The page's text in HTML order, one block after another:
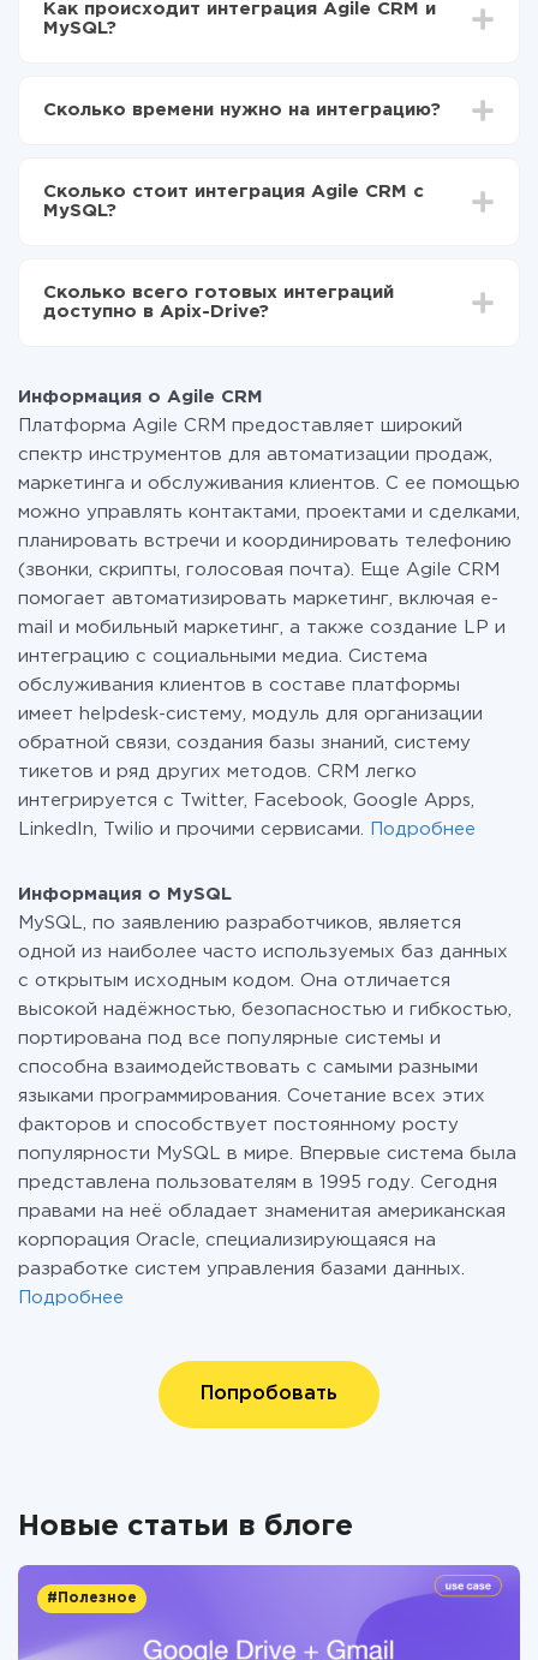
Как происходит интеграция Agile CRM и
MySQL?
Выбираете какие данные передавать из Agile
Теперь данные будут автоматически
передаваться из Agile CRM в MySQL
Сколько времени нужно на интеграцию?
отличаться и составлять от 5-ти до 30-минут. В
среднем настройка занимает 10-15 минут.
Сколько стоит интеграция Agile CRM с
MySQL?
функционал. Вы оплачиваете только количество
данных, которые по факту передаются из одной
перейти на платный, при необходимости. Подробнее
о тарифах.
Сколько всего готовых интеграций
доступно в Apix-Drive?
Информация о Agile CRM
Платформа Agile CRM предоставляет широкий
спектр инструментов для автоматизации продаж,
маркетинга и обслуживания клиентов. С ее помощью
можно управлять контактами, проектами и сделками,
планировать встречи и координировать телефонию
(звонки, скрипты, голосовая почта). Еще Agile CRM
помогает автоматизировать маркетинг, включая e-
mail и мобильный маркетинг, а также создание LP и
интеграцию с социальными медиа. Система
обслуживания клиентов в составе платформы
имеет helpdesk-систему, модуль для организации
обратной связи, создания базы знаний, систему
тикетов и ряд других методов. CRM легко
интегрируется с Twitter, Facebook, Google Apps,
LinkedIn, Twilio и прочими сервисами.
Подробнее
Информация о MySQL
MySQL, по заявлению разработчиков, является
одной из наиболее часто используемых баз данных
с открытым исходным кодом. Она отличается
высокой надёжностью, безопасностью и гибкостью,
портирована под все популярные системы и
способна взаимодействовать с самыми разными
языками программирования. Сочетание всех этих
факторов и способствует постоянному росту
популярности MySQL в мире. Впервые система была
представлена пользователям в 1995 году. Сегодня
правами на неё обладает знаменитая американская
корпорация Oracle, специализирующаяся на
разработке систем управления базами данных.
Подробнее
Попробовать
Новые статьи в блоге
#Полезное